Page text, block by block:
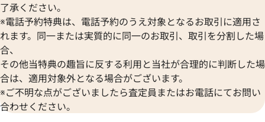
格
28日時点の参考買取価格で
参考買取価格
280,000円
※2021年10月28日時点の参考
す
了承ください。
※電話予約特典は、電話予約のうえ対象となるお取引に適用さ
れます。同一または実質的に同一のお取引、取引を分割した場
合、
その他当特典の趣旨に反する利用と当社が合理的に判断した場
合は、適用対象外となる場合がございます。
※ご不明な点がございましたら査定員またはお電話にてお問い
合わせください。